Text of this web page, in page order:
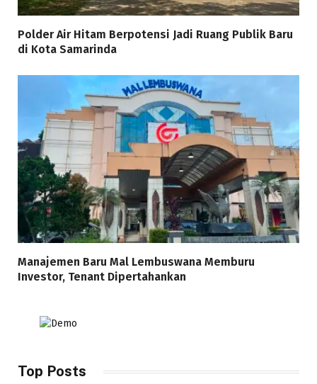
Polder Air Hitam Berpotensi Jadi Ruang Publik Baru
di Kota Samarinda
Manajemen Baru Mal Lembuswana Memburu
Investor, Tenant Dipertahankan
Top Posts